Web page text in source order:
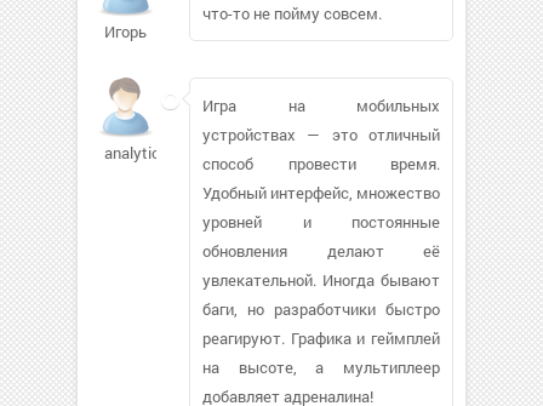
Игорь
что-то не пойму совсем.
analytica113
Игра на мобильных
устройствах — это отличный
способ провести время.
Удобный интерфейс, множество
уровней и постоянные
обновления делают её
увлекательной. Иногда бывают
баги, но разработчики быстро
реагируют. Графика и геймплей
на высоте, а мультиплеер
добавляет адреналина!